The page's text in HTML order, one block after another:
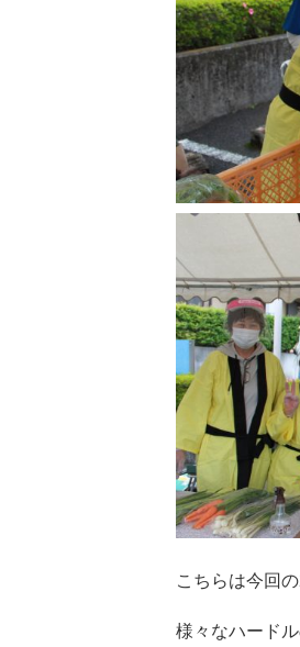
こちらは今回
様々なハード